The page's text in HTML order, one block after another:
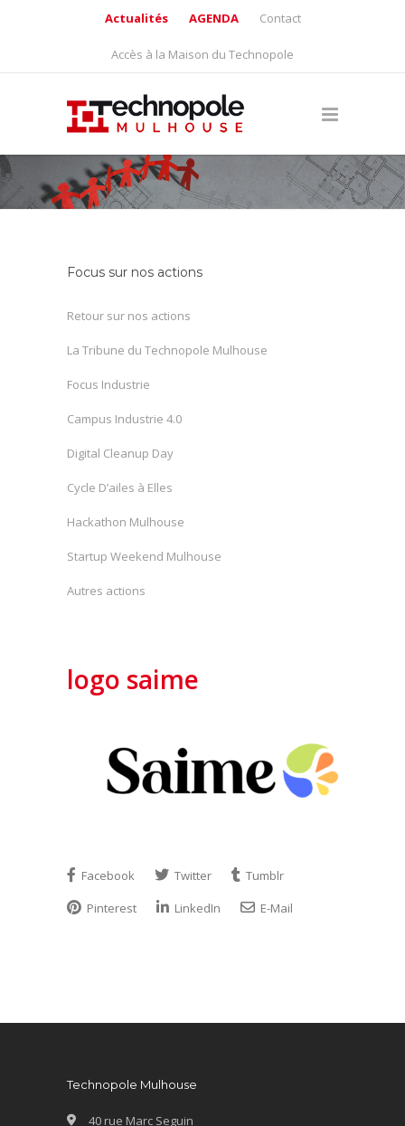
Actualités AGENDA Contact
Accès à la Maison du Technopole
Focus sur nos actions
Retour sur nos actions
La Tribune du Technopole Mulhouse
Focus Industrie
Campus Industrie 4.0
Digital Cleanup Day
Cycle D’ailes à Elles
Hackathon Mulhouse
Startup Weekend Mulhouse
Autres actions
logo saime
Facebook Twitter
Tumblr
Pinterest
LinkedIn E-Mail
Technopole Mulhouse
40 rue Marc Seguin